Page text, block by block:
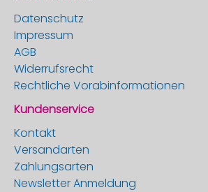
Datenschutz
Impressum
AGB
Widerrufsrecht
Rechtliche Vorabinformationen
Kundenservice
Kontakt
Versandarten
Zahlungsarten
Newsletter Anmeldung